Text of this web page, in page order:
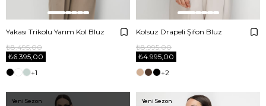
Yakası Trikolu Yarım Kol Bluz
₺6.395,00
₺8.495,00
+1
Kolsuz Drapeli Şifon Bluz
₺4.995,00
₺8.995,00
+2
Yeni Sezon Yeni Sezon